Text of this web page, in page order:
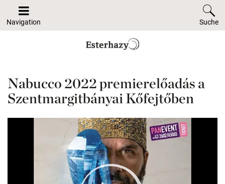
Navigation Suche
Nabucco 2022 premierelőadás a
Szentmargitbányai Kőfejtőben